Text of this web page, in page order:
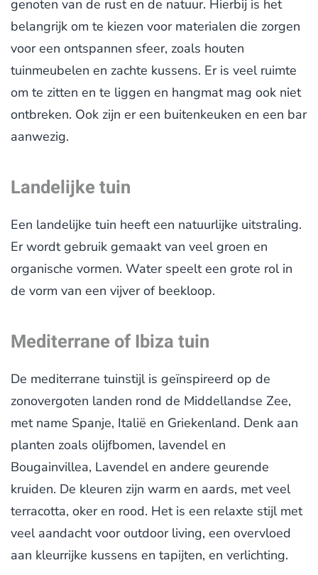
genoten van de rust en de natuur. Hierbij is het
belangrijk om te kiezen voor materialen die zorgen
voor een ontspannen sfeer, zoals houten
tuinmeubelen en zachte kussens. Er is veel ruimte
om te zitten en te liggen en hangmat mag ook niet
ontbreken. Ook zijn er een buitenkeuken en een bar
aanwezig.
Landelijke tuin
Een landelijke tuin heeft een natuurlijke uitstraling.
Er wordt gebruik gemaakt van veel groen en
organische vormen. Water speelt een grote rol in
de vorm van een vijver of beekloop.
Mediterrane of Ibiza tuin
De mediterrane tuinstijl is geïnspireerd op de
zonovergoten landen rond de Middellandse Zee,
met name Spanje, Italië en Griekenland. Denk aan
planten zoals olijfbomen, lavendel en
Bougainvillea, Lavendel en andere geurende
kruiden. De kleuren zijn warm en aards, met veel
terracotta, oker en rood. Het is een relaxte stijl met
veel aandacht voor outdoor living, een overvloed
aan kleurrijke kussens en tapijten, en verlichting.